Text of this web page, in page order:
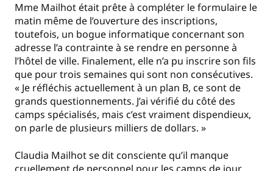
Mme Mailhot était prête à compléter le formulaire le
matin même de l’ouverture des inscriptions,
toutefois, un bogue informatique concernant son
adresse l’a contrainte à se rendre en personne à
l’hôtel de ville. Finalement, elle n’a pu inscrire son fils
que pour trois semaines qui sont non consécutives.
« Je réfléchis actuellement à un plan B, ce sont de
grands questionnements. J’ai vérifié du côté des
camps spécialisés, mais c’est vraiment dispendieux,
on parle de plusieurs milliers de dollars. »
Claudia Mailhot se dit consciente qu’il manque
cruellement de personnel pour les camps de jour.